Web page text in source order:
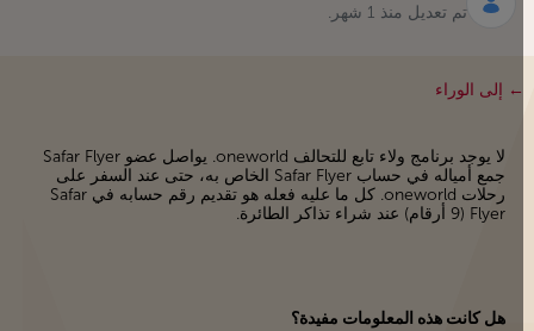
تم تعديل منذ 1 شهر.
الوراء
لا يوجد برنامج ولاء تابع للتحالف oneworld. يواصل عضو Safar Flyer
جمع أمياله في حساب Safar Flyer الخاص به، حتى عند السفر على
رحلات oneworld. كل ما عليه فعله هو تقديم رقم حسابه في Safar
Flyer (9 أرقام) عند شراء تذاكر الطائرة.
هل كانت هذه المعلومات مفيدة؟